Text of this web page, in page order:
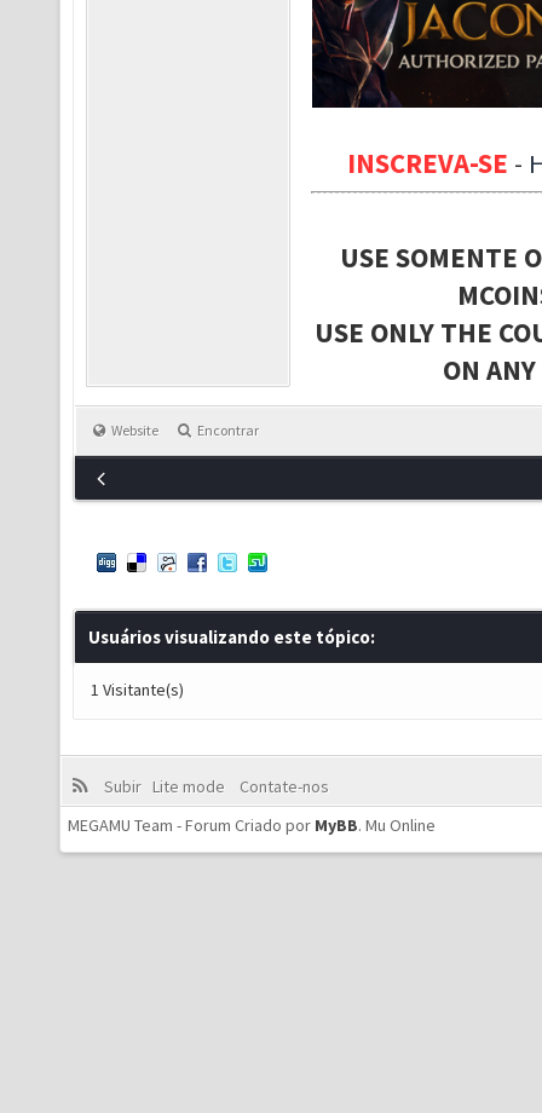
INSCREVA-SE -
USE SOMENTE
USE ONLY THE
ON
Website Encontrar
Usuários visualizando este tópico:
1 Visitante(s)
Subir Lite mode
Contate-nos
MEGAMU Team - Forum Criado por MyBB. Mu Online